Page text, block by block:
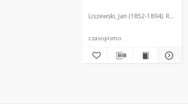
Liszewski, Jan (1852-1894). Red.
czasopismo